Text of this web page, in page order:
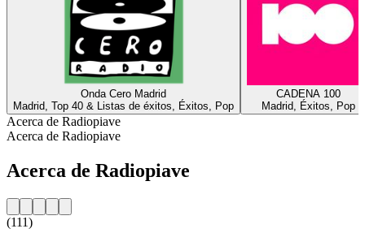
Onda Cero Madrid
Madrid, Top 40 & Listas de éxitos, Éxitos, Pop
CADENA 100
Madrid, Éxitos, Pop
Acerca de Radiopiave
Acerca de Radiopiave
Acerca de Radiopiave
(111)